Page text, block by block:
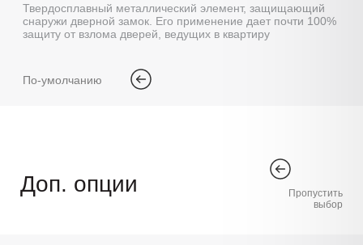
Твердосплавный металлический элемент, защищающий
снаружи дверной замок. Его применение дает почти 100%
защиту от взлома дверей, ведущих в квартиру
По-умолчанию
Доп. опции
Пропустить
выбор